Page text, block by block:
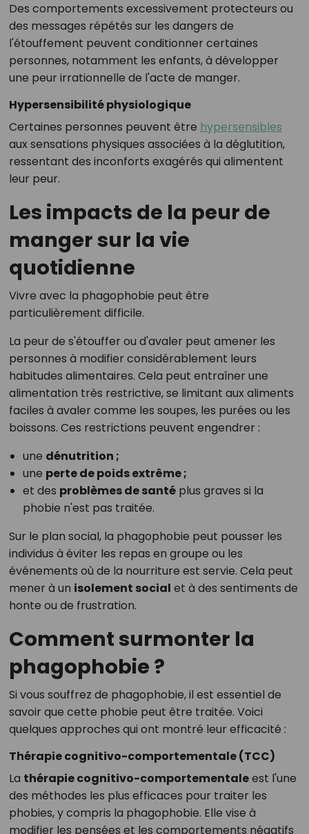
Des comportements excessivement protecteurs ou
des messages répétés sur les dangers de
l'étouffement peuvent conditionner certaines
personnes, notamment les enfants, à développer
une peur irrationnelle de l'acte de manger.
Hypersensibilité physiologique
Certaines personnes peuvent être hypersensibles
aux sensations physiques associées à la déglutition,
ressentant des inconforts exagérés qui alimentent
leur peur.
Les impacts de la peur de
manger sur la vie
quotidienne
Vivre avec la phagophobie peut être
particulièrement difficile.
La peur de s'étouffer ou d'avaler peut amener les
personnes à modifier considérablement leurs
habitudes alimentaires. Cela peut entraîner une
alimentation très restrictive, se limitant aux aliments
faciles à avaler comme les soupes, les purées ou les
boissons. Ces restrictions peuvent engendrer :
une dénutrition ;
une perte de poids extrême ;
et des problèmes de santéplus graves si la
phobie n'est pas traitée.
Sur le plan social, la phagophobie peut pousser les
individus à éviter les repas en groupe ou les
événements où de la nourriture est servie. Cela peut
mener à un isolement social et à des sentiments de
honte ou de frustration.
Comment surmonter la
phagophobie ?
Si vous souffrez de phagophobie, il est essentiel de
savoir que cette phobie peut être traitée. Voici
quelques approches qui ont montré leur efficacité :
Thérapie cognitivo-comportementale (TCC)
La thérapie cognitivo-comportementaleest l'une
des méthodes les plus efficaces pour traiter les
phobies, y compris la phagophobie. Elle vise à
modifier les pensées et les comportements négatifs